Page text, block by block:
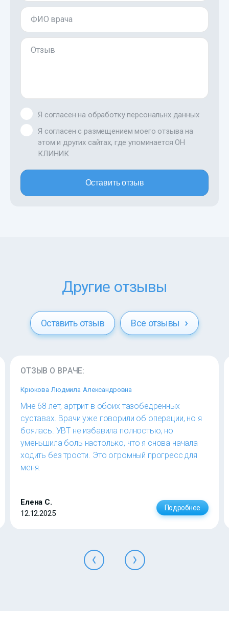
ФИО врача
Отзыв
Я согласен на обработку персональнх данных
Я согласен с размещением моего отзыва на
этом и других сайтах, где упоминается ОН
КЛИНИК
Оставить отзыв
Другие отзывы
Оставить отзыв Все отзывы
ОТЗЫВ О ВРАЧЕ:
Крюкова Людмила Александровна
Мне 68 лет, артрит в обоих тазобедренных
суставах. Врачи уже говорили об операции, но я
боялась. УВТ не избавила полностью, но
уменьшила боль настолько, что я снова начала
ходить без трости. Это огромный прогресс для
меня.
Елена С.
12.12.2025
Подробнее